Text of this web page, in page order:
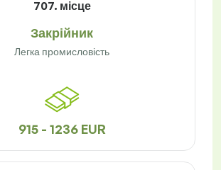
707. місце
Закрійник
Легка промисловість
915 - 1236 EUR